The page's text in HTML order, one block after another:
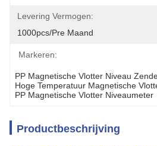
Levering Vermogen:
1000pcs/pre Maand
Markeren:
PP Magnetische Vlotter Niveau
Hoge Temperatuur Magnetische
PP Magnetische Vlotter Niveaumeter
Productbeschrijving